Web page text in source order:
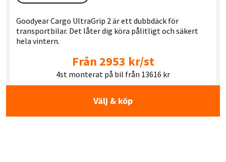
Goodyear Cargo UltraGrip 2 är ett dubbdäck för
transportbilar. Det låter dig köra pålitligt och säkert
hela vintern.
Från 2953 kr/st
4st monterat på bil från 13616 kr
Välj & köp